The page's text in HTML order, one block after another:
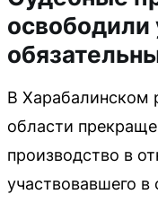
освободили
В Харабалинском
области
производство в
участвовавшего в